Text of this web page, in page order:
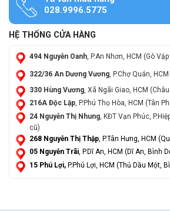
028.9996.5775
HỆ THỐNG CỬA HÀNG
494 Nguyễn Oanh , P.An Nhơn, HCM (Gò
322/36 An Dương Vương , P.Chợ Quán,
330 Hùng Vương, Xã Ngãi Giao, HCM
216A Độc Lập, P.Phú Thọ Hòa, HCM (Tân
24 Nguyễn Thị Nhung , KĐT Vạn Phúc,
cũ)
268 Nguyễn Thị Thập , P.Tân Hưng, HCM
05 Nguyễn Trãi, P.Dĩ An, HCM (Dĩ An, Bình
15 Phú Lợi, P.Phú Lợi, HCM (Thủ Dầu Một,